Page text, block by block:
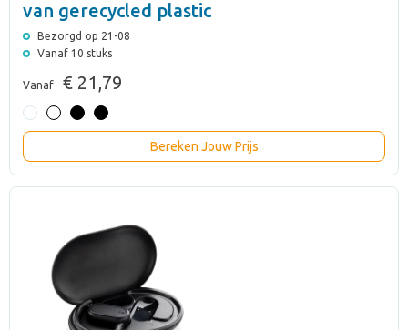
van gerecycled plastic
Bezorgd op 21-08
Vanaf 10 stuks
Vanaf € 21,79
Bereken Jouw Prijs